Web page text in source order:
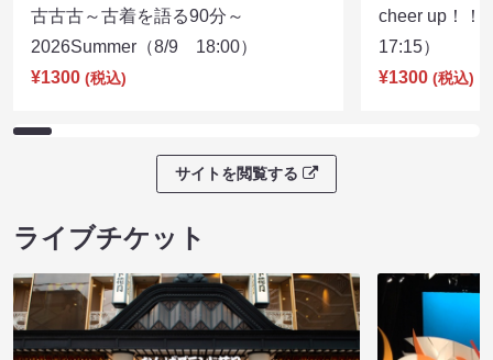
古古古～古着を語る90分～
2026Summer（8/9 18:00）
¥1300 (税込)
cheer up！
17:15）
¥1300 (税込)
サイトを閲覧する
ライブチケット